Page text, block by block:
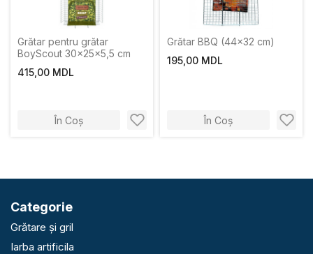
Grătar pentru grătar
BoyScout 30x25x5,5 cm
415,00 MDL
În Coș
Grătar BBQ (44x32 cm)
195,00 MDL
În Coș
Categorie
Grătare și gril
Iarba artificila